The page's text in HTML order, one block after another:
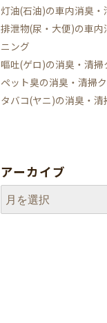
灯油(石油)の車内消臭
排泄物(尿・大便)の車内
ニング
嘔吐(ゲロ)の消臭・清掃
ペット臭の消臭・清掃
タバコ(ヤニ)の消臭・
アーカイブ